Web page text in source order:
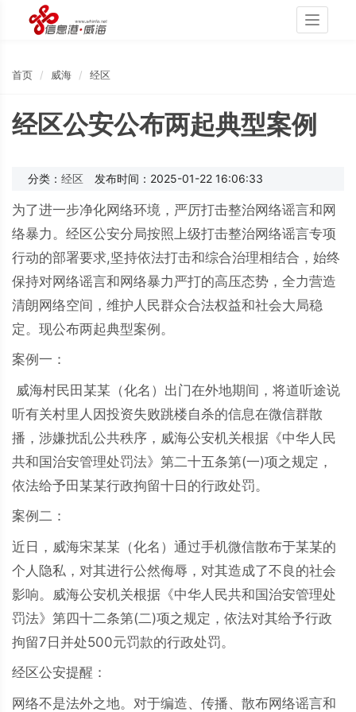
Toggle
首页 威海 经区
经区公安公布两起典型案例
分类： 经区 发布时间：2025-01-22 16:06:33
为了进一步净化网络环境，严厉打击整治网络谣言和网
络暴力。经区公安分局按照上级打击整治网络谣言专项
行动的部署要求,坚持依法打击和综合治理相结合，始终
保持对网络谣言和网络暴力严打的高压态势，全力营造
清朗网络空间，维护人民群众合法权益和社会大局稳
定。现公布两起典型案例。
案例一：
威海村民田某某（化名）出门在外地期间，将道听途说
听有关村里人因投资失败跳楼自杀的信息在微信群散
播，涉嫌扰乱公共秩序，威海公安机关根据《中华人民
共和国治安管理处罚法》第二十五条第(一)项之规定，
依法给予田某某行政拘留十日的行政处罚。
案例二：
近日，威海宋某某（化名）通过手机微信散布于某某的
个人隐私，对其进行公然侮辱，对其造成了不良的社会
影响。威海公安机关根据《中华人民共和国治安管理处
罚法》第四十二条第(二)项之规定，依法对其给予行政
拘留7日并处500元罚款的行政处罚。
经区公安提醒：
网络不是法外之地。对于编造、传播、散布网络谣言和